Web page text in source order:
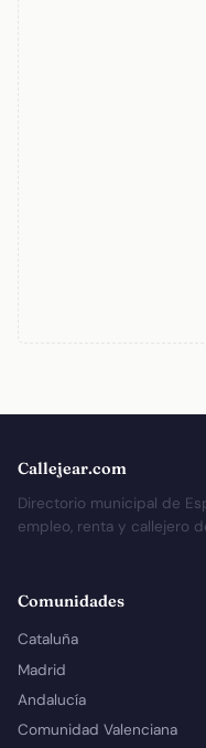
Callejear.com
Directorio municipal de
empleo, renta y callejero
Comunidades
Cataluña
Madrid
Andalucía
Comunidad Valenciana